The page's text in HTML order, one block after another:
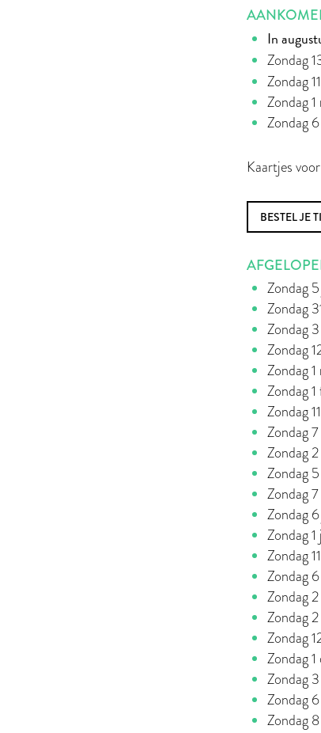
In
Zondag
Zondag
Zondag
Zondag
Kaartjes
BESTEL JE
Zondag
Zondag
Zondag
Zondag
Zondag
Zondag
Zondag
Zondag
Zondag
Zondag
Zondag
Zondag
Zondag
Zondag
Zondag
Zondag
Zondag
Zondag
Zondag
Zondag
Zondag
Zondag